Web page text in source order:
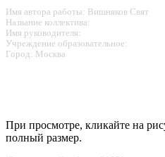
Имя автора работы: Вишняков Свят
Название коллектива:
Имя руководителя:
Учреждение образовательное:
Город: Москва
При просмотре, кликайте на
полный размер.